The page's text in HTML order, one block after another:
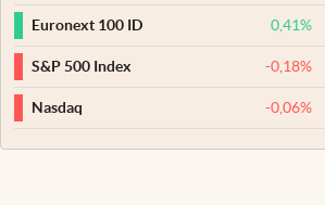
Euronext 100 ID 0,41%
S&P 500 Index -0,18%
Nasdaq -0,06%